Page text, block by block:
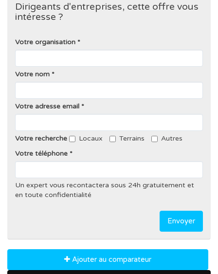
Dirigeants d'entreprises, cette offre vous
intéresse ?
Votre organisation
Votre nom
Votre adresse email
Votre recherche Locaux Terrains
Autres
Votre téléphone
Un expert vous recontactera sous 24h gratuitement et
en toute confidentialité
Envoyer
Ajouter au comparateur